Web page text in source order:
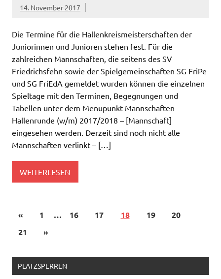
14. November 2017
Die Termine für die Hallenkreismeisterschaften der
Juniorinnen und Junioren stehen fest. Für die
zahlreichen Mannschaften, die seitens des SV
Friedrichsfehn sowie der Spielgemeinschaften SG FriPe
und SG FriEdA gemeldet wurden können die einzelnen
Spieltage mit den Terminen, Begegnungen und
Tabellen unter dem Menupunkt Mannschaften –
Hallenrunde (w/m) 2017/2018 – [Mannschaft]
eingesehen werden. Derzeit sind noch nicht alle
Mannschaften verlinkt – […]
WEITERLESEN
« 1 … 16 17 18 19
20
21
»
PLATZSPERREN